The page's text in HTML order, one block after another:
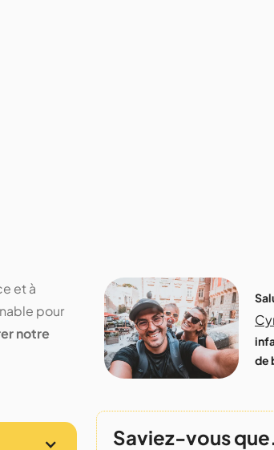
et à
pour
notre
de
Saviez-vous